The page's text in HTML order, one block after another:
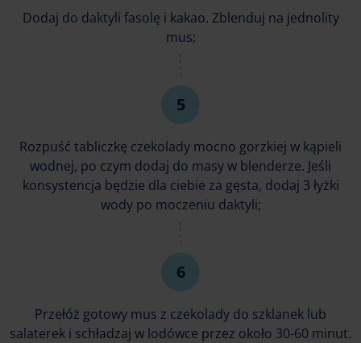
Dodaj do daktyli fasolę i kakao. Zblenduj na jednolity
mus;
Rozpuść tabliczkę czekolady mocno gorzkiej w kąpieli
wodnej, po czym dodaj do masy w blenderze. Jeśli
konsystencja będzie dla ciebie za gęsta, dodaj 3 łyżki
wody po moczeniu daktyli;
Przełóż gotowy mus z czekolady do szklanek lub
salaterek i schładzaj w lodówce przez około 30-60 minut.